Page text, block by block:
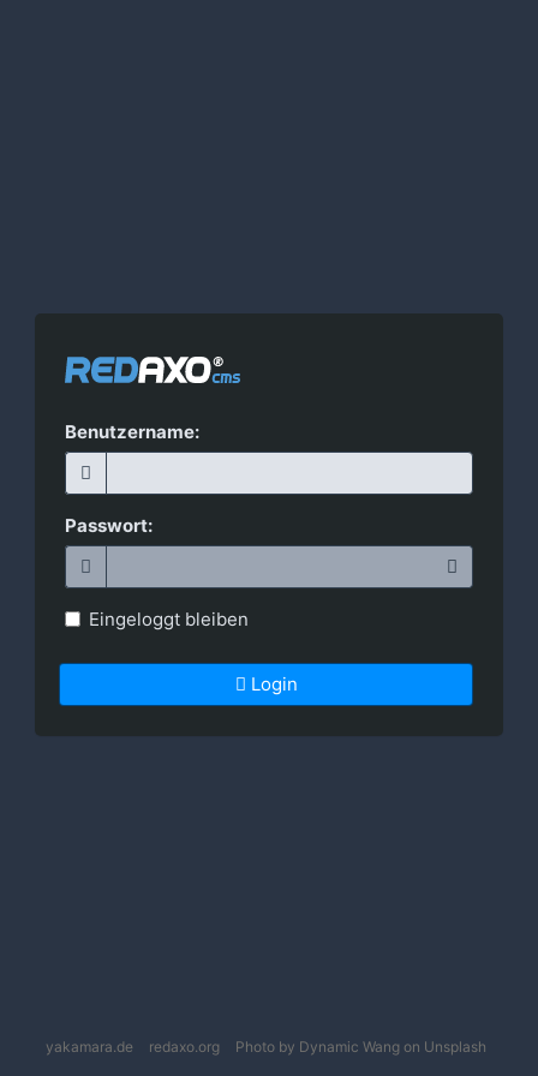
Benutzername:
Passwort:
Eingeloggt bleiben
Login
yakamara.de redaxo.org Photo by Dynamic Wang on Unsplash